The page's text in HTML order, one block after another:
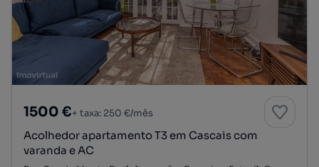
1500 €+ taxa: 250 €/mês
Acolhedor apartamento T3 em Cascais com
varanda e AC